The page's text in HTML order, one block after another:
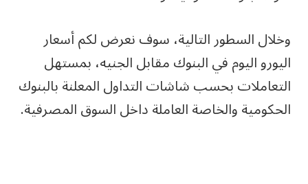
وخلال السطور التالية، سوف نعرض لكم أسعار
اليورو اليوم في البنوك مقابل الجنيه، بمستهل
التعاملات بحسب شاشات التداول المعلنة بالبنوك
الحكومية والخاصة العاملة داخل السوق المصرفية.